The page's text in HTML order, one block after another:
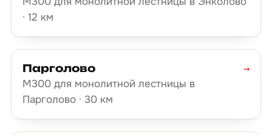
· 12 км
Парголово
М300 для монолитной лестницы в
Парголово · 30 км
→